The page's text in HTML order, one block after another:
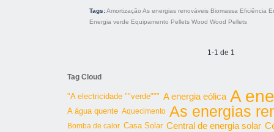
Tags:Amortização As energias renováveis Biomassa Eficiência
Energia verde Equipamento Pellets Wood Wood Pellets
1-1 de 1
Tag Cloud
"A electricidade ""verde""" A energia eólica A
A água quente Aquecimento As energias
Bomba de calor Casa Solar Central de energia solar